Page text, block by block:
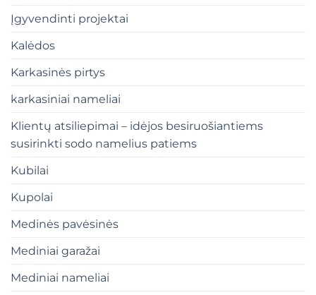
Įgyvendinti projektai
Kalėdos
Karkasinės pirtys
karkasiniai nameliai
Klientų atsiliepimai – idėjos besiruošiantiems
susirinkti sodo namelius patiems
Kubilai
Kupolai
Medinės pavėsinės
Mediniai garažai
Mediniai nameliai